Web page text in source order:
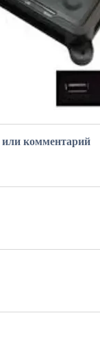
комментарий